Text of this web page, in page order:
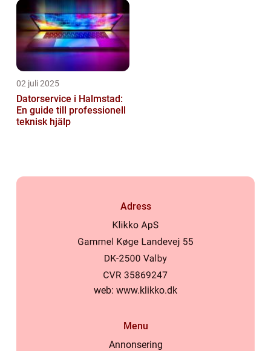
02 juli 2025
Datorservice i Halmstad:
En guide till professionell
teknisk hjälp
Adress
web: www.klikko.dk
Menu
Annonsering